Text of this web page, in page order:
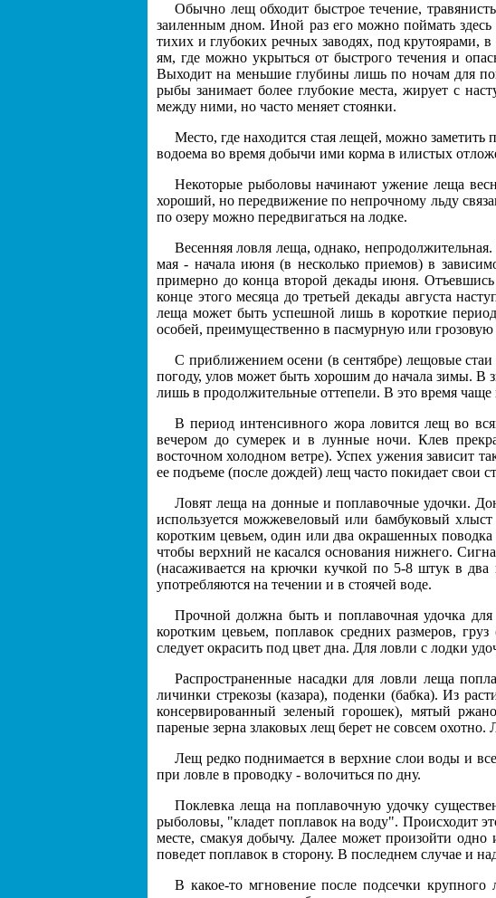
Обычно лещ обходит быстрое течение,
заиленным дном. Иной раз его можно поймать
тихих и глубоких речных заводях, под
ям, где можно укрыться от быстрого течения и
Выходит на меньшие глубины лишь по ночам для
рыбы занимает более глубокие места, жирует с
между ними, но часто меняет стоянки.
Место, где находится стая лещей, можно
водоема во время добычи ими корма в илистых
Некоторые рыболовы начинают ужение леща
хороший, но передвижение по непрочному льду
по озеру можно передвигаться на лодке.
Весенняя ловля леща, однако,
мая - начала июня (в несколько приемов) в
примерно до конца второй декады июня.
конце этого месяца до третьей декады августа
леща может быть успешной лишь в короткие
особей, преимущественно в пасмурную или грозовую
С приближением осени (в сентябре) лещовые
погоду, улов может быть хорошим до начала зимы.
лишь в продолжительные оттепели. В это время
В период интенсивного жора ловится лещ во
вечером до сумерек и в лунные ночи. Клев
восточном холодном ветре). Успех ужения зависит
ее подъеме (после дождей) лещ часто покидает свои
Ловят леща на донные и поплавочные удочки.
используется можжевеловый или бамбуковый
коротким цевьем, один или два окрашенных
чтобы верхний не касался основания нижнего.
(насаживается на крючки кучкой по 5-8 штук в два
употребляются на течении и в стоячей воде.
Прочной должна быть и поплавочная удочка
коротким цевьем, поплавок средних размеров,
следует окрасить под цвет дна. Для ловли с лодки
Распространенные насадки для ловли леща
личинки стрекозы (казара), поденки (бабка). Из
консервированный зеленый горошек), мятый
пареные зерна злаковых лещ берет не совсем
Лещ редко поднимается в верхние слои воды и
при ловле в проводку - волочиться по дну.
Поклевка леща на поплавочную удочку
рыболовы, "кладет поплавок на воду". Происходит
месте, смакуя добычу. Далее может произойти
поведет поплавок в сторону. В последнем случае и
В какое-то мгновение после подсечки